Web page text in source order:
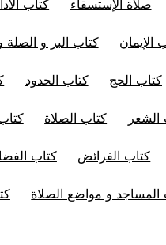
صلاة الإستسقاء كتاب
الإيمان كتاب البر و الصلة
كتاب الحج كتاب الحدود
الشعر كتاب الصلاة
كتاب الفرائض كتاب
المساجد و مواضع الصلاة